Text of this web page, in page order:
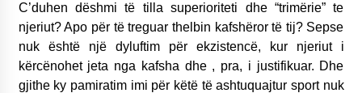
Gazeta Kallarati nr. 114
06/02/2025
C’duhen dëshmi të tilla superioriteti dhe “trimërie” te
njeriut? Apo për të treguar thelbin kafshëror të tij? Sepse
nuk është një dyluftim për ekzistencë, kur njeriut i
kërcënohet jeta nga kafsha dhe , pra, i justifikuar. Dhe
gjithe ky pamiratim imi për këtë të ashtuquajtur sport nuk